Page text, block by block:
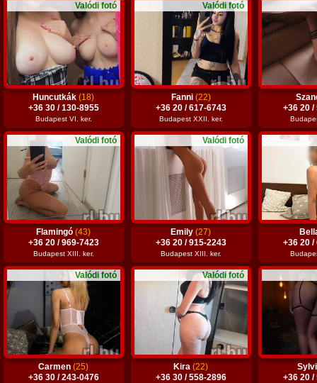
Valódi fotó
Huncutkák(18)
+36 30 / 130-8955
Budapest VI. ker.
Valódi fotó
Fanni (22)
+36 20 / 617-6743
Budapest XXII. ker.
+36 20 /
Valódi fotó
Flamingó(43)
+36 20 / 969-7423
Budapest XIII. ker.
Valódi fotó
Emily(27)
+36 20 / 915-2243
Budapest XIII. ker.
+36 20 /
Valódi fotó
Carmen(25)
+36 30 / 243-0476
Valódi fotó
Kira(22)
+36 30 / 558-2896
+36 20 /